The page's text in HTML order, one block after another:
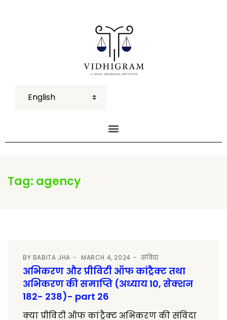
Tag: agency
BY BABITA JHA MARCH 4, 2024 संविदा
अभिकरण और प्रीविटी ऑफ कांट्रैक्ट तथा
अभिकरण की समाप्ति (अध्याय 10, सेक्शन
182- 238)- part 26
क्या प्रीविटी ऑफ कांट्रैक्ट अभिकरण की संविदा